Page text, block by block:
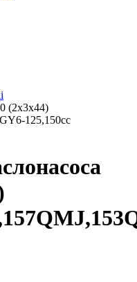
(2х3х44)
125,150cc